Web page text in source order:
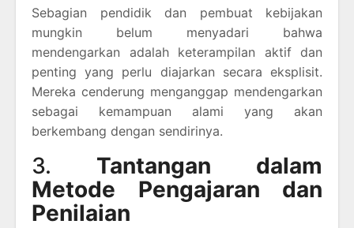
Sebagian pendidik dan pembuat kebijakan
mungkin belum menyadari bahwa
mendengarkan adalah keterampilan aktif dan
penting yang perlu diajarkan secara eksplisit.
Mereka cenderung menganggap mendengarkan
sebagai kemampuan alami yang akan
berkembang dengan sendirinya.
3. Tantangan dalam
Metode Pengajaran dan
Penilaian